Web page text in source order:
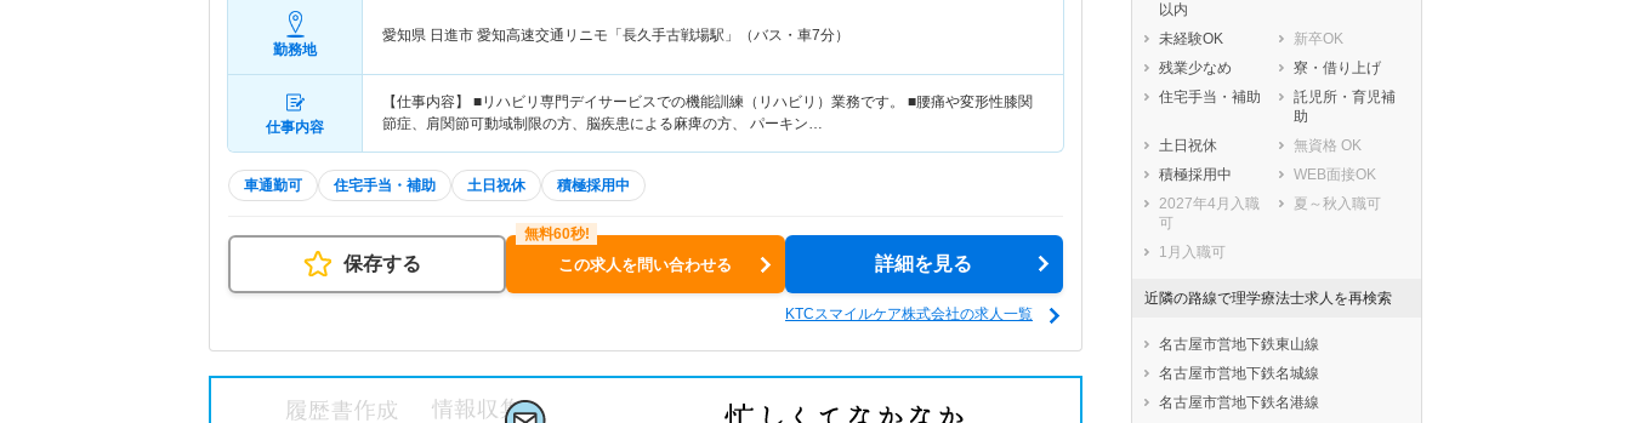
勤務地
愛知県 日進市 愛知高速交通リニモ「長久手古戦場駅」（バス・車7分）
仕事内容
【仕事内容】 ■リハビリ専門デイサービスでの機能訓練（リハビリ）業務です。 ■腰痛や変形性膝関
節症、肩関節可動域制限の方、脳疾患による麻痺の方、 パーキン…
車通勤可 住宅手当・補助 土日祝休 積極採用中
保存する この求人を問い合わせる 詳細を見る
KTCスマイルケア株式会社の求人一覧
以内
未経験OK
新卒OK
残業少なめ
寮・借り上げ
住宅手当・補助
託児所・育児補
助
土日祝休
無資格 OK
積極採用中
WEB面接OK
2027年4月入職
可
夏～秋入職可
1月入職可
近隣の路線で理学療法士求人を再検索
名古屋市営地下鉄東山線
名古屋市営地下鉄名城線
名古屋市営地下鉄名港線